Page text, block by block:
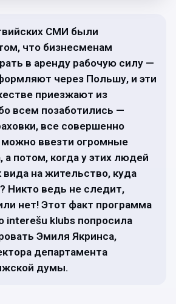
СМИ были
что бизнесменам
в аренду рабочую силу —
через Польшу, и эти
приезжают из
всем позаботились —
все совершенно
можно ввезти огромные
а потом, когда у этих людей
вида на жительство, куда
Никто ведь не следит,
нет! Этот факт программа
interešu klubs попросила
Эмиля Якринса,
департамента
думы.